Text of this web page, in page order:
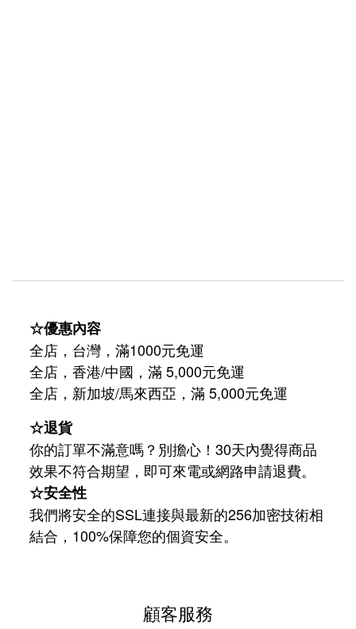
☆優惠內容
全店，台灣，滿1000元免運
全店，香港/中國，滿 5,000元免運
全店，新加坡/馬來西亞，滿 5,000元免運
☆退貨
你的訂單不滿意嗎？別擔心！30天內覺得商品
效果不符合期望，即可來電或網路申請退費。
☆安全性
我們將安全的SSL連接與最新的256加密技術相
結合，100%保障您的個資安全。
顧客服務